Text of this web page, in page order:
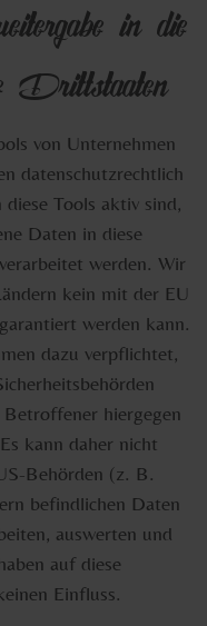
in die
von Unternehmen
datenschutzrechtlich
Tools aktiv sind,
Daten in diese
werden. Wir
kein mit der EU
werden kann.
dazu verpflichtet,
Betroffener hiergegen
kann daher nicht
Behörden (z. B.
befindlichen Daten
auswerten und
auf diese
Einfluss.